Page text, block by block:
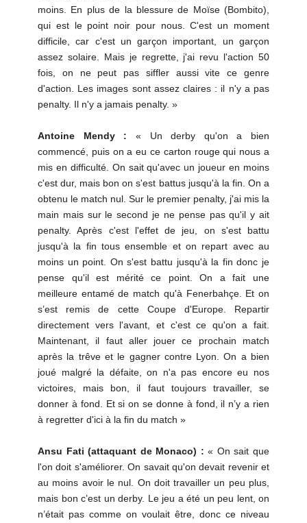
moins. En plus de la blessure de Moïse (Bombito),
qui est le point noir pour nous. C'est un moment
difficile, car c'est un garçon important, un garçon
assez solaire. Mais je regrette, j'ai revu l'action 50
fois, on ne peut pas siffler aussi vite ce genre
d'action. Les images sont assez claires : il n'y a pas
penalty. Il n'y a jamais penalty. »
Antoine Mendy : « Un derby qu'on a bien
commencé, puis on a eu ce carton rouge qui nous a
mis en difficulté. On sait qu'avec un joueur en moins
c'est dur, mais bon on s'est battus jusqu'à la fin. On a
obtenu le match nul. Sur le premier penalty, j'ai mis la
main mais sur le second je ne pense pas qu'il y ait
penalty. Après c'est l'effet de jeu, on s'est battu
jusqu'à la fin tous ensemble et on repart avec au
moins un point. On s'est battu jusqu'à la fin donc je
pense qu'il est mérité ce point. On a fait une
meilleure entamé de match qu'à Fenerbahçe. Et on
s’est remis de cette Coupe d'Europe. Repartir
directement vers l'avant, et c'est ce qu'on a fait.
Maintenant, il faut aller jouer ce prochain match
après la trêve et le gagner contre Lyon. On a bien
joué malgré la défaite, on n'a pas encore eu nos
victoires, mais bon, il faut toujours travailler, se
donner à fond. Et si on se donne à fond, il n’y a rien
à regretter d'ici à la fin du match »
Ansu Fati (attaquant de Monaco) : « On sait que
l'on doit s'améliorer. On savait qu'on devait revenir et
au moins avoir le nul. On doit travailler un peu plus,
mais bon c’est un derby. Le jeu a été un peu lent, on
n’était pas comme on voulait être, donc ce niveau